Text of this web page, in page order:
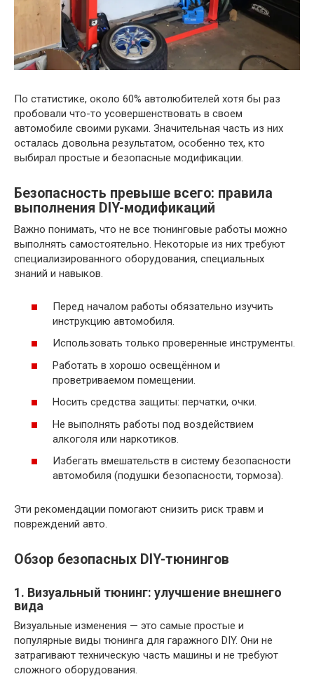
По статистике, около 60% автолюбителей хотя бы раз
пробовали что-то усовершенствовать в своем
автомобиле своими руками. Значительная часть из них
осталась довольна результатом, особенно тех, кто
выбирал простые и безопасные модификации.
Безопасность превыше всего: правила
выполнения DIY-модификаций
Важно понимать, что не все тюнинговые работы можно
выполнять самостоятельно. Некоторые из них требуют
специализированного оборудования, специальных
знаний и навыков.
Перед началом работы обязательно изучить
инструкцию автомобиля.
Использовать только проверенные инструменты.
Работать в хорошо освещённом и
проветриваемом помещении.
Носить средства защиты: перчатки, очки.
Не выполнять работы под воздействием
алкоголя или наркотиков.
Избегать вмешательств в систему безопасности
автомобиля (подушки безопасности, тормоза).
Эти рекомендации помогают снизить риск травм и
повреждений авто.
Обзор безопасных DIY-тюнингов
1. Визуальный тюнинг: улучшение внешнего
вида
Визуальные изменения — это самые простые и
популярные виды тюнинга для гаражного DIY. Они не
затрагивают техническую часть машины и не требуют
сложного оборудования.